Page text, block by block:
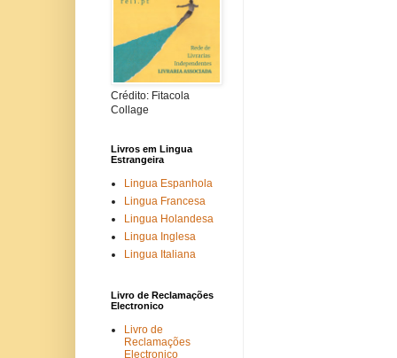
Crédito: Fitacola
Collage
Livros em Lingua
Estrangeira
Lingua Espanhola
Lingua Francesa
Lingua Holandesa
Lingua Inglesa
Lingua Italiana
Livro de Reclamações
Electronico
Livro de
Reclamações
Electronico